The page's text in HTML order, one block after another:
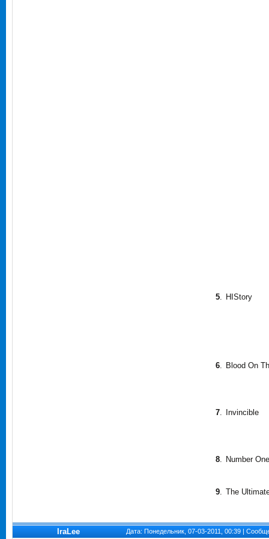
5. HIStory
6. Blood On
7. Invincible
8. Number
9. The
IraLee Дата: Понедельник, 07-03-2011, 00:39 |